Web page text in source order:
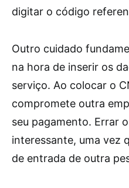
digitar o código
Outro cuidado
na hora de inserir os
serviço. Ao colocar o
compromete outra
seu pagamento. Errar
interessante, uma vez
de entrada de outra